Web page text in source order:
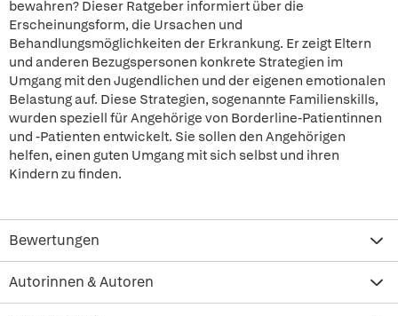
bewahren? Dieser Ratgeber informiert über die
Erscheinungsform, die Ursachen und
Behandlungsmöglichkeiten der Erkrankung. Er zeigt Eltern
und anderen Bezugspersonen konkrete Strategien im
Umgang mit den Jugendlichen und der eigenen emotionalen
Belastung auf. Diese Strategien, sogenannte Familienskills,
wurden speziell für Angehörige von Borderline-Patientinnen
und -Patienten entwickelt. Sie sollen den Angehörigen
helfen, einen guten Umgang mit sich selbst und ihren
Kindern zu finden.
Bewertungen
Autorinnen & Autoren